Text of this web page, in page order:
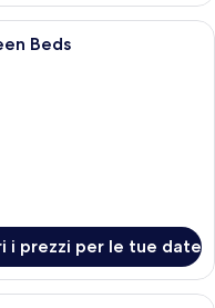
moderna camera d'albergo con
Beds
i prezzi per le tue date
camera d'albergo moderna